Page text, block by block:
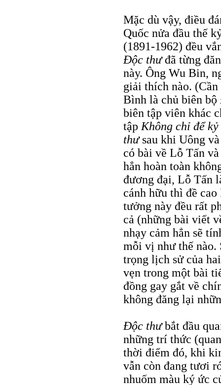
Mặc dù vậy, điều
Quốc nửa đầu thế
(1891-1962) đều
Ðộc thưđã từng
này. Ông Wu Bin,
giải thích nào.
Bình là chủ biên bộ
biên tập viên khác
tập Không chỉ để
thưsau khi Uông
có bài về Lỗ Tấn
hẳn hoàn toàn
đương đại, Lỗ Tấn
cánh hữu thì đề
tưởng này đều rất
cả (những bài viết
nhạy cảm hẳn sẽ
mỗi vị như thế nào.
trọng lịch sử của
vẹn trong một bài
đồng gay gắt về
không đăng lại
Ðộc thưbắt đầu
những trí thức
thời điểm đó, khi
vẫn còn đang tươi
nhuốm màu ký ức